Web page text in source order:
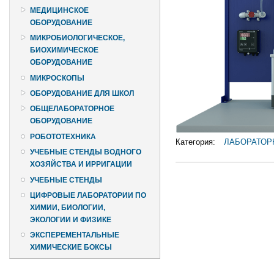
МЕДИЦИНСКОЕ
ОБОРУДОВАНИЕ
МИКРОБИОЛОГИЧЕСКОЕ,
БИОХИМИЧЕСКОЕ
ОБОРУДОВАНИЕ
МИКРОСКОПЫ
ОБОРУДОВАНИЕ ДЛЯ ШКОЛ
ОБЩЕЛАБОРАТОРНОЕ
ОБОРУДОВАНИЕ
РОБОТОТЕХНИКА
УЧЕБНЫЕ СТЕНДЫ ВОДНОГО
ХОЗЯЙСТВА И ИРРИГАЦИИ
УЧЕБНЫЕ СТЕНДЫ
ЦИФРОВЫЕ ЛАБОРАТОРИИ ПО
ХИМИИ, БИОЛОГИИ,
ЭКОЛОГИИ И ФИЗИКЕ
ЭКСПЕРЕМЕНТАЛЬНЫЕ
ХИМИЧЕСКИЕ БОКСЫ
Категория: